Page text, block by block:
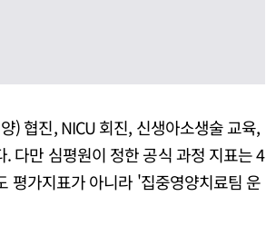
) 협진, NICU 회진, 신생아소생술 교육,
다만 심평원이 정한 공식 과정 지표는 4
평가지표가 아니라 '집중영양치료팀 운